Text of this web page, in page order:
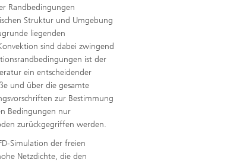
Randbedingungen
Struktur und Umgebung
liegenden
sind dabei zwingend
ist der
ein entscheidender
und über die gesamte
zur Bestimmung
Bedingungen nur
zurückgegriffen werden.
Simulation der freien
Netzdichte, die den